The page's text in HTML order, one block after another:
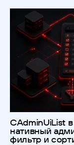
CAdminUiList
нативный
фильтр и